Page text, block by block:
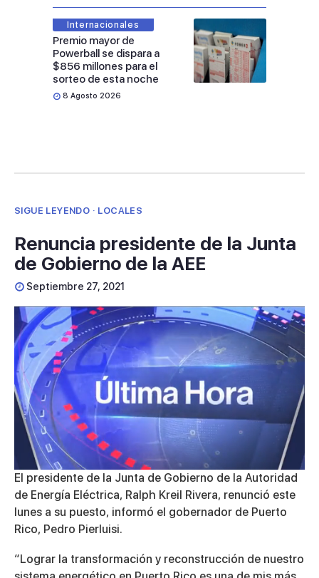
Internacionales
Premio mayor de
Powerball se dispara a
$856 millones para el
sorteo de esta noche
8 Agosto 2026
SIGUE LEYENDO · LOCALES
Renuncia presidente de la Junta
de Gobierno de la AEE
Septiembre 27, 2021
El presidente de la Junta de Gobierno de la Autoridad
de Energía Eléctrica, Ralph Kreil Rivera, renunció este
lunes a su puesto, informó el gobernador de Puerto
Rico, Pedro Pierluisi.
“Lograr la transformación y reconstrucción de nuestro